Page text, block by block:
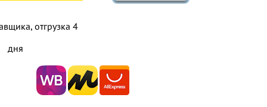
отгрузка 4
дня